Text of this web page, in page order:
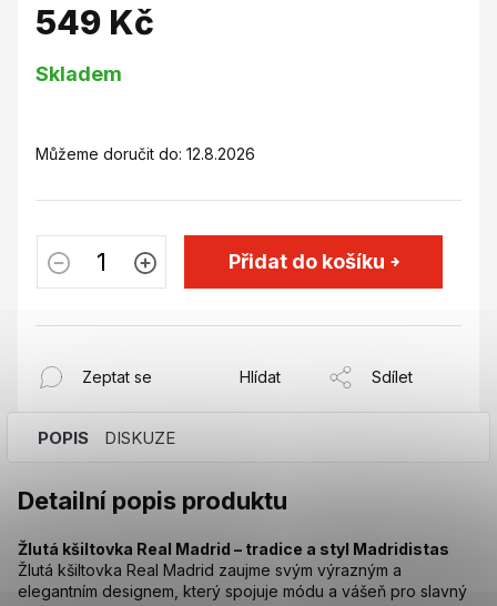
549 Kč
cena:
Skladem
Můžeme doručit do: 12.8.2026
Přidat do košíku
Zeptat se Hlídat Sdílet
POPIS DISKUZE
Detailní popis produktu
Žlutá kšiltovka Real Madrid – tradice a styl Madridistas
Žlutá kšiltovka Real Madrid zaujme svým výrazným a
elegantním designem, který spojuje módu a vášeň pro slavný